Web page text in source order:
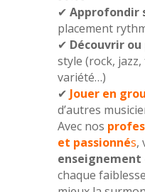
✔ Approfondir
placement
✔ Découvrir
style (rock,
variété…)
✔ Jouer en
d’autres
Avec nos
et passionnés,
enseignement
chaque